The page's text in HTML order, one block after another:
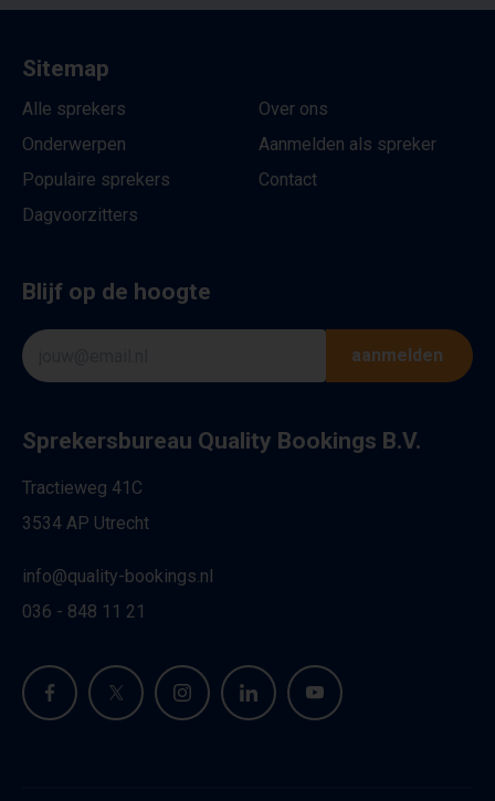
Sitemap
Alle sprekers
Onderwerpen
Populaire sprekers
Dagvoorzitters
Over ons
Aanmelden als spreker
Contact
Blijf op de hoogte
aanmelden
Sprekersbureau Quality Bookings B.V.
Tractieweg 41C
3534 AP Utrecht
info@quality-bookings.nl
036 - 848 11 21